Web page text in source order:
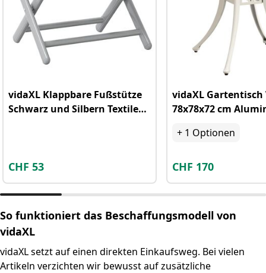
vidaXL Klappbare Fußstütze
Schwarz und Silbern Textilene
CHF 53
vidaXL Gartentisch
78x78x72 cm
+ 1 Optionen
CHF 170
So funktioniert das Beschaffungsmodell von
vidaXL
vidaXL setzt auf einen direkten Einkaufsweg. Bei vielen
Artikeln verzichten wir bewusst auf zusätzliche